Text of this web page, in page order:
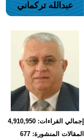
عبدالله تركماني
إجمالي القراءات: 4,910,950
المقالات المنشورة: 677